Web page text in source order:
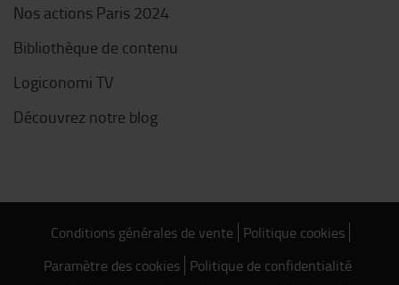
Nos actions Paris 2024
Bibliothèque de contenu
Logiconomi TV
Découvrez notre blog
Conditions générales de vente Politique cookies
Paramètre des cookies Politique de confidentialité